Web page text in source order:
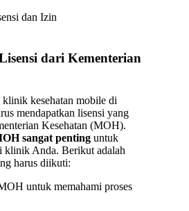
dari Kementerian
kesehatan mobile di
mendapatkan lisensi yang
Kesehatan (MOH).
sangat penting untuk
klinik Anda. Berikut adalah
harus diikuti:
untuk memahami proses